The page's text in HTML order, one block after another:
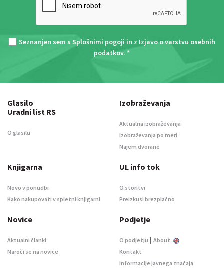
Seznanjen sem s Splošnimi pogoji in z Izjavo o varstvu osebnih
podatkov. *
Glasilo
Uradni list RS
O glasilu
Izobraževanja
Aktualna izobraževanja
Izobraževanja po meri
Najem dvorane
Knjigarna
Novo v ponudbi
Kako nakupovati v spletni knjigarni
UL info tok
O storitvi
Preizkusi brezplačno
Novice
Aktualni članki
Naroči se na novice
Podjetje
O podjetju | About
Kontakt
Informacije javnega značaja